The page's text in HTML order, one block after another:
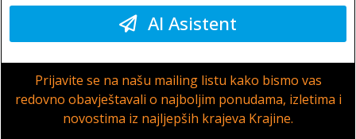
AI Asistent
Prijavite se na našu mailing listu kako bismo vas
redovno obavještavali o najboljim ponudama, izletima i
novostima iz najljepših krajeva Krajine.